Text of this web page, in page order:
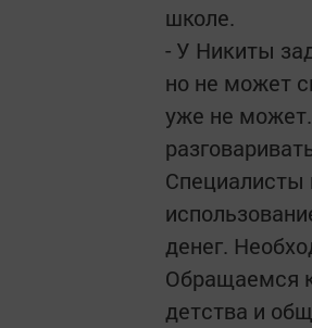
школе.
- У Никиты
но не может
уже не
Специалисты
денег.
Обращаемся
детства и